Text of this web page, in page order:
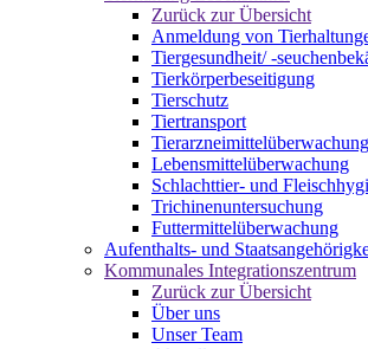
Zurück zur Übersicht
Anmeldung von
Tiergesundheit/ -
Tierkörperbeseitigung
Tierschutz
Tiertransport
Tierarzneimittelüberwachung
Lebensmittelüberwachung
Schlachttier- und
Trichinenuntersuchung
Futtermittelüberwachung
Aufenthalts- und
Kommunales Integrationszentrum
Zurück zur Übersicht
Über uns
Unser Team